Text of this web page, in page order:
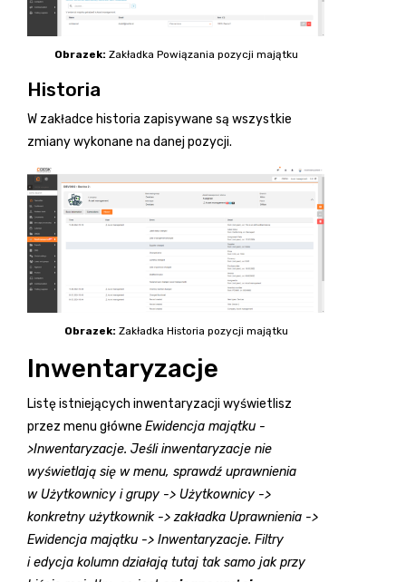
Obrazek: Zakładka Powiązania pozycji majątku
Historia
W zakładce historia zapisywane są wszystkie
zmiany wykonane na danej pozycji.
Obrazek: Zakładka Historia pozycji majątku
Inwentaryzacje
Listę istniejących inwentaryzacji wyświetlisz
przez menu główne Ewidencja majątku -
>Inwentaryzacje. Jeśli inwentaryzacje nie
wyświetlają się w menu, sprawdź uprawnienia
w Użytkownicy i grupy -> Użytkownicy ->
konkretny użytkownik -> zakładka Uprawnienia ->
Ewidencja majątku -> Inwentaryzacje. Filtry
i edycja kolumn działają tutaj tak samo jak przy